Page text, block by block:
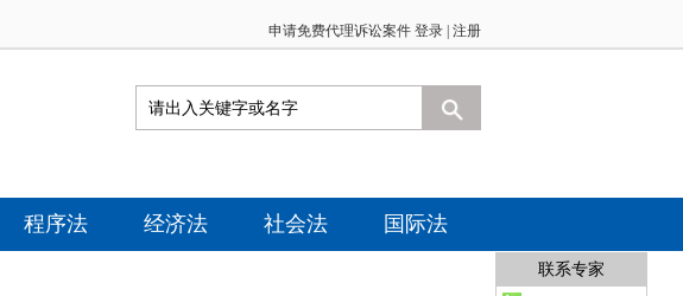
注册
申请免费代理诉讼案件 登录 |
程序法 经济法 社会法 国际法
联系专家